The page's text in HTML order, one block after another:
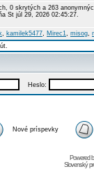
0 skrytých a 263
St júl 29, 2026 02:45:27.
, kamilek5477, Mirec1, misog,
Heslo:
Nové príspevky
Powered
Slovenský